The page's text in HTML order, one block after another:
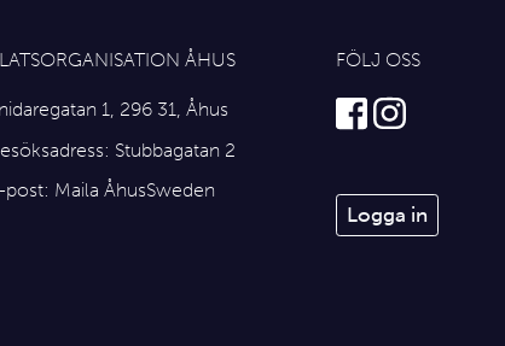
ÅHUS
1, 296 31, Åhus
Stubbagatan 2
post: Maila ÅhusSweden
FÖLJ OSS
Logga in